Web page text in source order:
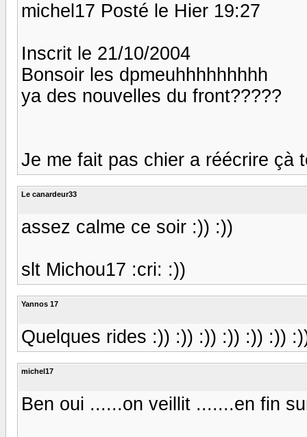
michel17 Posté le Hier 19:27
Inscrit le 21/10/2004
Bonsoir les dpmeuhhhhhhhhh
ya des nouvelles du front?????
Je me fait pas chier a réécrire çà
Le canardeur33
assez calme ce soir :)) :))
slt Michou17 :cri: :))
Yannos 17
Quelques rides :)) :)) :)) :)) :)) :))
michel17
Ben oui ......on veillit .......en fin